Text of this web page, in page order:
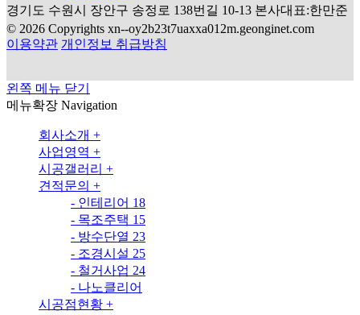
경기도 수원시 장안구 송정로 138번길 10-13 본사대표:한만준
© 2026 Copyrights xn--oy2b23t7uaxxa012m.geonginet.com
이용약관 개인정보 취급방침
왼쪽 메뉴 닫기
메뉴확장 Navigation
회사소개 +
사업영역 +
시공갤러리 +
견적문의 +
- 인테리어 18
- 목조주택 15
- 방수단열 23
- 조경시설 25
- 철거사업 24
- 나노클리어
시공점현황 +